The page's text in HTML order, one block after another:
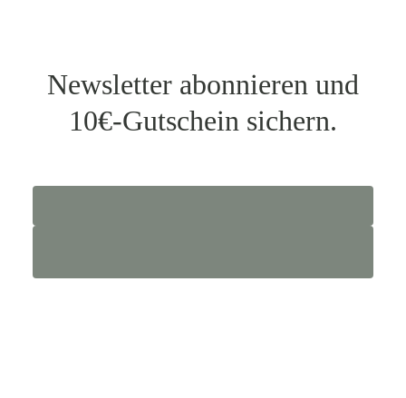
Newsletter abonnieren und
10€-Gutschein sichern.